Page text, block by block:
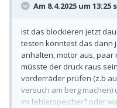
Am 8.4.2025 um 13:25
ist das blockieren jetzt
testen könntest das dann
anhalten, motor aus,
müsste der druck raus
vorderräder prüfen (z.b
versuch am berg machen)
im fehlerspeicher? oder